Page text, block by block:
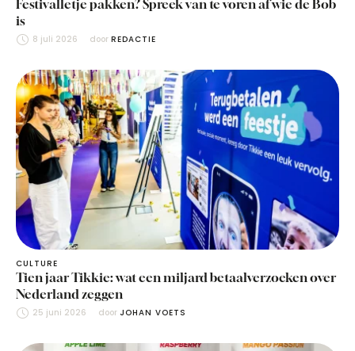
Festivalletje pakken? Spreek van te voren af wie de Bob
is
8 juli 2026 door REDACTIE
CULTURE
Tien jaar Tikkie: wat een miljard betaalverzoeken over
Nederland zeggen
25 juni 2026 door JOHAN VOETS